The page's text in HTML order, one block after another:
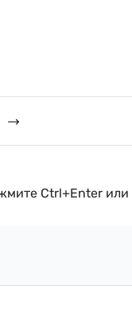
Ctrl+Enter или